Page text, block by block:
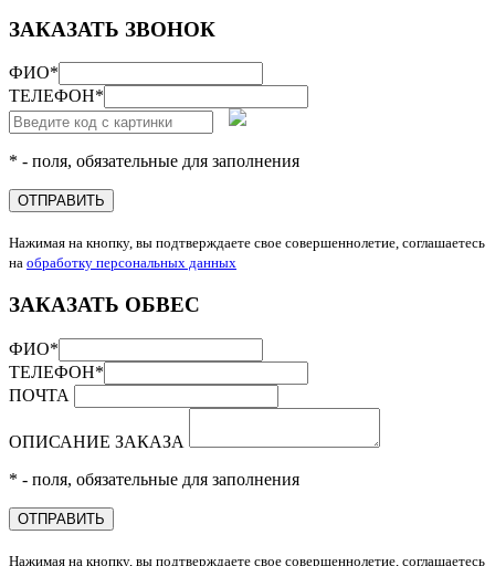
ЗАКАЗАТЬ ЗВОНОК
ФИО*
ТЕЛЕФОН*
* - поля, обязательные для заполнения
ОТПРАВИТЬ
Нажимая на кнопку, вы подтверждаете свое совершеннолетие, соглашаетесь
на обработку персональных данных
ЗАКАЗАТЬ ОБВЕС
ФИО*
ТЕЛЕФОН*
ПОЧТА
ОПИСАНИЕ ЗАКАЗА
* - поля, обязательные для заполнения
ОТПРАВИТЬ
Нажимая на кнопку, вы подтверждаете свое совершеннолетие, соглашаетесь